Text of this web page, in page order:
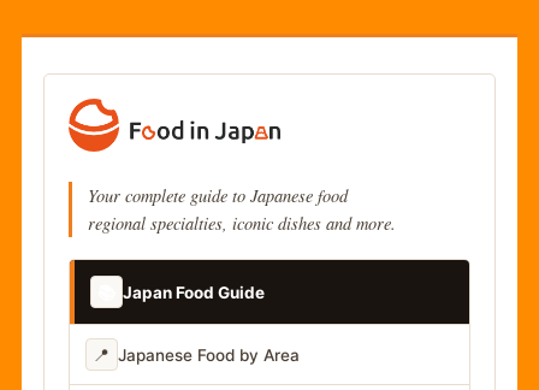
Your complete guide to Japanese food
regional specialties, iconic dishes and more.
Japan Food Guide
📍 Japanese Food by Area